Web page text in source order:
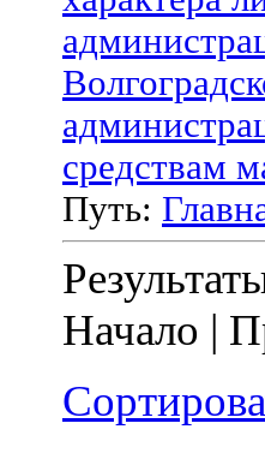
средствам
Путь:
Начало |